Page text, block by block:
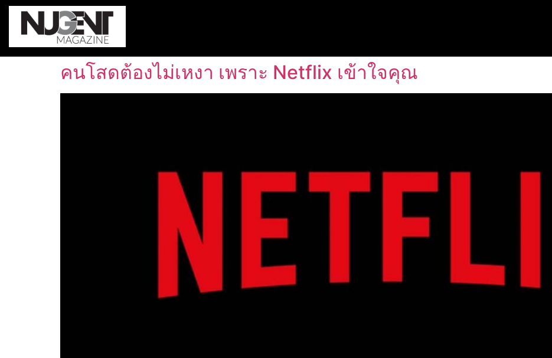
คนโสดต้องไม่เหงา เพราะ Netflix เข้าใจคุณ